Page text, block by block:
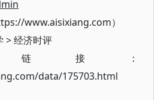
www.aisixiang.com）
>经济时评
接：
data/175703.html